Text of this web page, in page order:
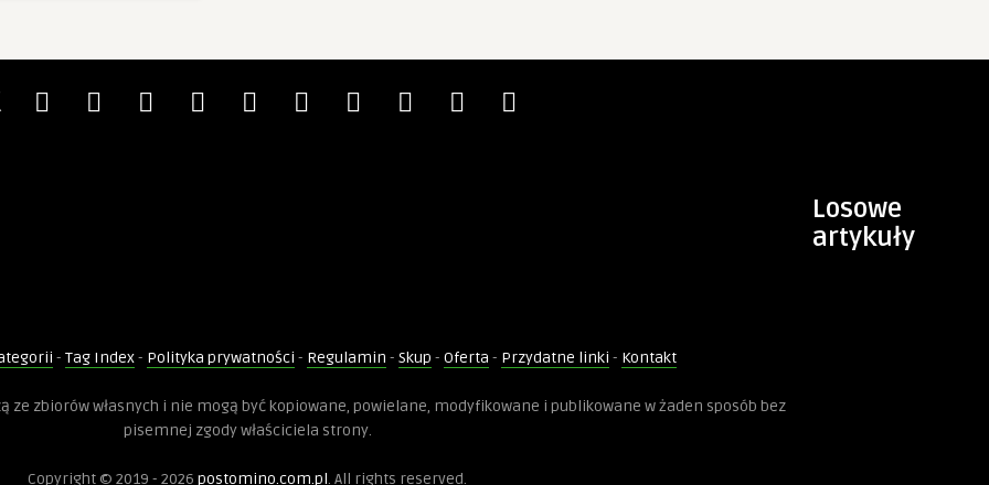
Losowe
artykuły
- Tag Index- Polityka prywatności - Regulamin - Skup - Oferta - Przydatne linki - Kontakt
ze zbiorów własnych i nie mogą być kopiowane, powielane, modyfikowane i publikowane w żaden sposób bez
pisemnej zgody właściciela strony.
Copyright © 2019 - 2026 postomino.com.pl. All rights reserved.